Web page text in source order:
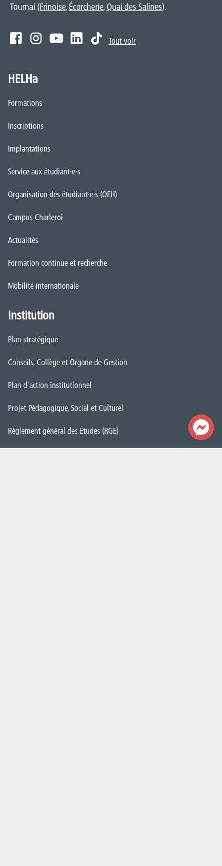
Tournai (Frinoise, Écorcherie, Quai des Salines).
Tout voir
HELHa
Formations
Inscriptions
Implantations
Service aux étudiant·e·s
Organisation des étudiant·e·s (OEH)
Campus Charleroi
Actualités
Formation continue et recherche
Mobilité internationale
Institution
Plan stratégique
Conseils, Collège et Organe de Gestion
Plan d'action institutionnel
Projet Pédagogique, Social et Culturel
Règlement général des Études (RGE)